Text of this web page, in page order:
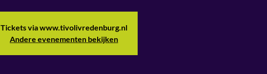
Tickets via www.tivolivredenburg.nl
Andere evenementen bekijken